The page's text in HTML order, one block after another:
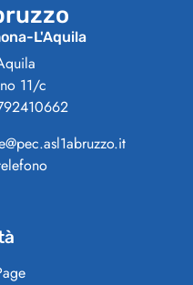
L'Aquila
11/c